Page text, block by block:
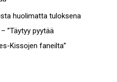
huolimatta tuloksena
”Täytyy pyytää
Kissojen faneilta”